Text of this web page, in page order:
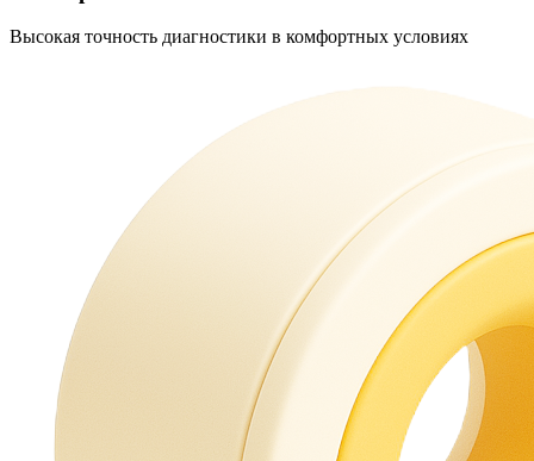
Высокая точность диагностики в комфортных условиях